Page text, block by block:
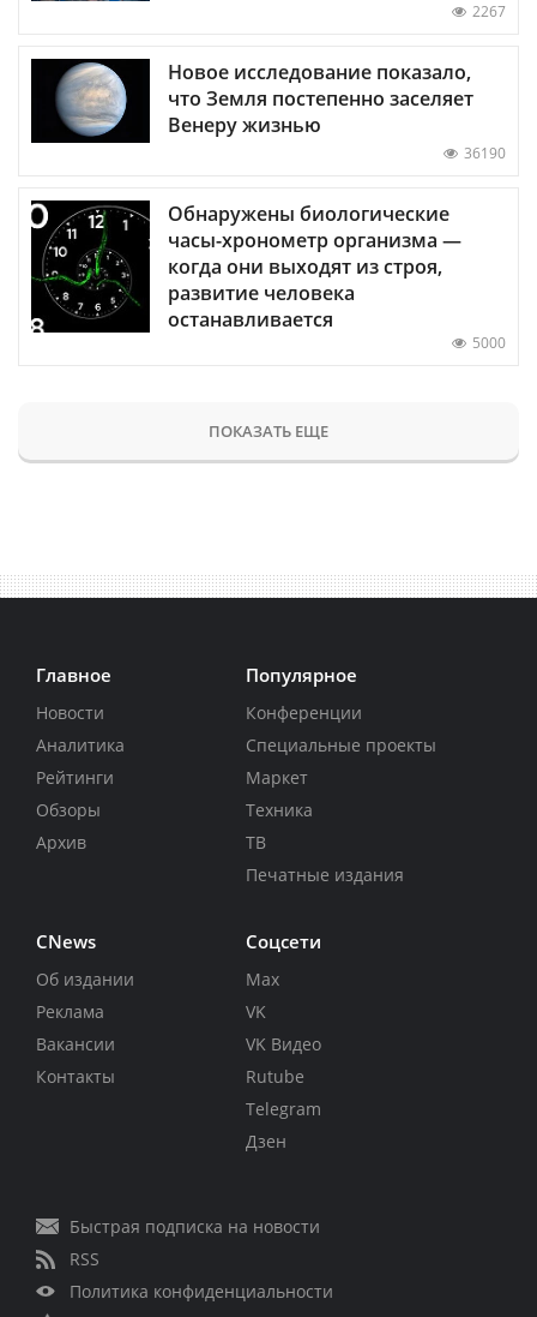
2267
Новое исследование показало,
что Земля постепенно заселяет
Венеру жизнью
36190
Обнаружены биологические
часы-хронометр организма —
когда они выходят из строя,
развитие человека
останавливается
5000
ПОКАЗАТЬ ЕЩЕ
Главное
Новости
Аналитика
Рейтинги
Обзоры
Архив
Популярное
Конференции
Специальные проекты
Маркет
Техника
ТВ
Печатные издания
CNews
Об издании
Реклама
Вакансии
Контакты
Соцсети
Max
VK
VK Видео
Rutube
Telegram
Дзен
Быстрая подписка на новости
RSS
Политика конфиденциальности